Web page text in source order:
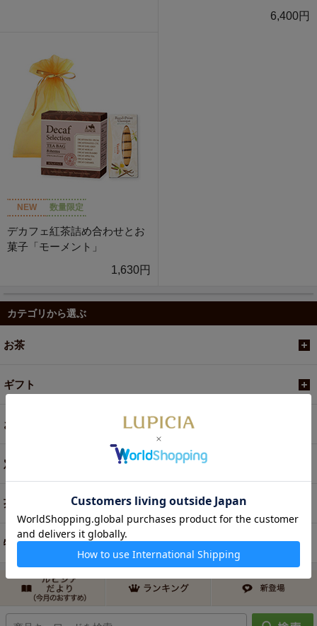
6,400円
NEW 数量限定
デカフェ紅茶詰め合わせとお
菓子「モーメント」
1,630円
カテゴリから選ぶ
お茶
ギフト
お菓子・食品・飲料
定期便
茶器・オリジナルグッズ
特別商品・お取り寄せ